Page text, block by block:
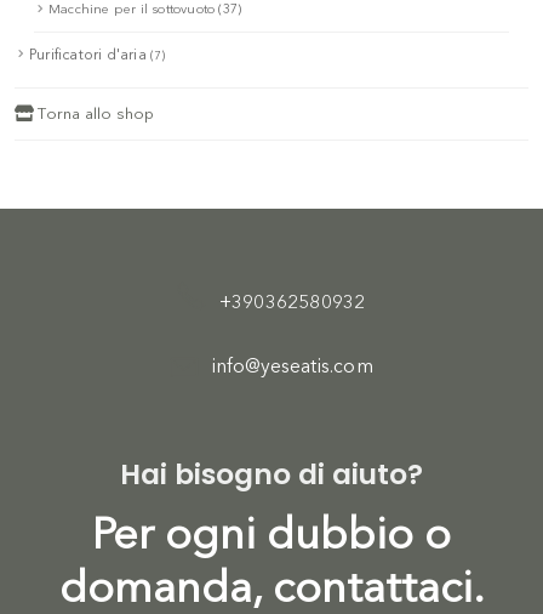
Macchine per il sottovuoto (37)
Purificatori d'aria (7)
Torna allo shop
+390362580932
info@yeseatis.com
Hai bisogno di aiuto?
Per ogni dubbio o
domanda, contattaci.